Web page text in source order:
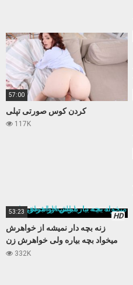
57:00
کردن کوس صورتی تپلی
117K
HD
53:23
زنه بچه دار نمیشه از خواهرش
میخواد بچه بیاره ولی خواهرش زن
باباش از آب در میاد
332K